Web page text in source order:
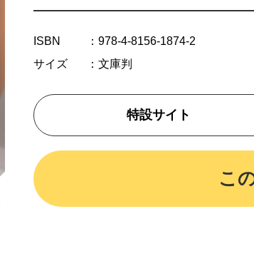
ISBN
：978-4-8156-1874-2
サイズ
：文庫判
特設サイト
こ